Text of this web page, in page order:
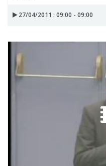
27/04/2011 : 09:00 - 09:00